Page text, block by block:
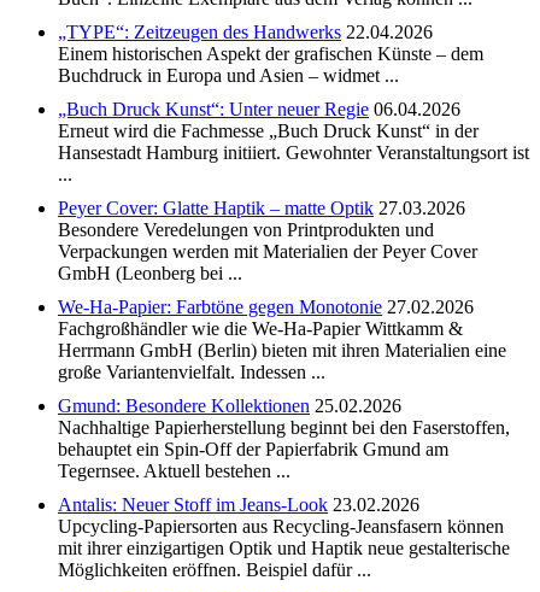
„TYPE“: Zeitzeugen des Handwerks 22.04.2026
Einem historischen Aspekt der grafischen Künste – dem
Buchdruck in Europa und Asien – widmet ...
„Buch Druck Kunst“: Unter neuer Regie 06.04.2026
Erneut wird die Fachmesse „Buch Druck Kunst“ in der
Hansestadt Hamburg initiiert. Gewohnter Veranstaltungsort ist
...
Peyer Cover: Glatte Haptik – matte Optik 27.03.2026
Besondere Veredelungen von Printprodukten und
Verpackungen werden mit Materialien der Peyer Cover
GmbH (Leonberg bei ...
We-Ha-Papier: Farbtöne gegen Monotonie 27.02.2026
Fachgroßhändler wie die We-Ha-Papier Wittkamm &
Herrmann GmbH (Berlin) bieten mit ihren Materialien eine
große Variantenvielfalt. Indessen ...
Gmund: Besondere Kollektionen 25.02.2026
Nachhaltige Papierherstellung beginnt bei den Faserstoffen,
behauptet ein Spin-Off der Papierfabrik Gmund am
Tegernsee. Aktuell bestehen ...
Antalis: Neuer Stoff im Jeans-Look 23.02.2026
Upcycling-Papiersorten aus Recycling-Jeansfasern können
mit ihrer einzigartigen Optik und Haptik neue gestalterische
Möglichkeiten eröffnen. Beispiel dafür ...